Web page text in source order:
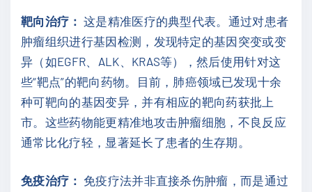
靶向治疗： 这是精准医疗的典型代表。通过对患者
肿瘤组织进行基因检测，发现特定的基因突变或变
异（如EGFR、ALK、KRAS等），然后使用针对这
些“靶点”的靶向药物。目前，肺癌领域已发现十余
种可靶向的基因变异，并有相应的靶向药获批上
市。这些药物能更精准地攻击肿瘤细胞，不良反应
通常比化疗轻，显著延长了患者的生存期。
免疫治疗： 免疫疗法并非直接杀伤肿瘤，而是通过